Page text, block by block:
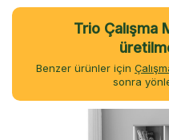
Trio Çalışma
Benzer ürünler için
sonra